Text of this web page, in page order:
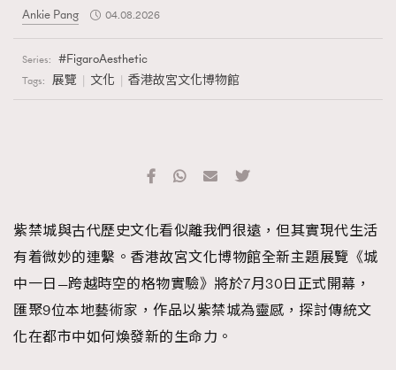
Ankie Pang 04.08.2026
Series: FigaroAesthetic
Tags: 展覽 文化 香港故宮文化博物館
紫禁城與古代歷史文化看似離我們很遠，但其實現代生活
有着微妙的連繫。香港故宮文化博物館全新主題展覽《城
中一日—跨越時空的格物實驗》將於7月30日正式開幕，
匯聚9位本地藝術家，作品以紫禁城為靈感，探討傳統文
化在都市中如何煥發新的生命力。